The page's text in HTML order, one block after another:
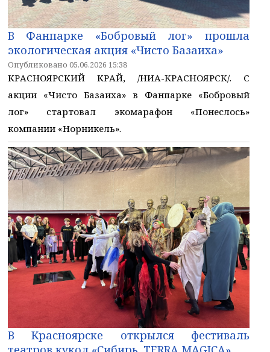
В Фанпарке «Бобровый лог» прошла
экологическая акция «Чисто Базаиха»
Опубликовано 05.06.2026 15:38
КРАСНОЯРСКИЙ КРАЙ, /НИА-КРАСНОЯРСК/. С
акции «Чисто Базаиха» в Фанпарке «Бобровый
лог» стартовал экомарафон «Понеслось»
компании «Норникель».
В Красноярске открылся фестиваль